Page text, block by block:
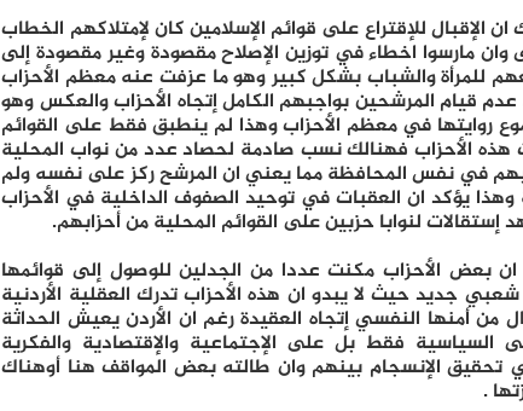
الإقبال للإقتراع على قوائم الإسلامين كان لإمتلاكهم الخطاب
وان مارسوا اخطاء في توزين الإصلاح مقصودة وغير مقصودة إلى
للمرأة والشباب بشكل كبير وهو ما عزفت عنه معظم الأحزاب
عدم قيام المرشحين بواجبهم الكامل إتجاه الأحزاب والعكس وهو
روايتها في معظم الأحزاب وهذا لم ينطبق فقط على القوائم
هذه الأحزاب فهنالك نسب صادمة لحصاد عدد من نواب المحلية
في نفس المحافظة مما يعني ان المرشح ركز على نفسه ولم
يؤكد ان العقبات في توحيد الصفوف الداخلية في الأحزاب
لنوابا حزبين على القوائم المحلية من أحزابهم.
الأحزاب مكنت عددا من الجدلين للوصول إلى قوائمها
جديد حيث لا يبدو ان هذه الأحزاب تدرك العقلية الأردنية
من أمنها النفسي إتجاه العقيدة رغم ان الأردن يعيش الحداثة
السياسية فقط بل على الإجتماعية والإقتصادية والفكرية
الإنسجام بينهم وان طالته بعض المواقف هنا أوهناك
.